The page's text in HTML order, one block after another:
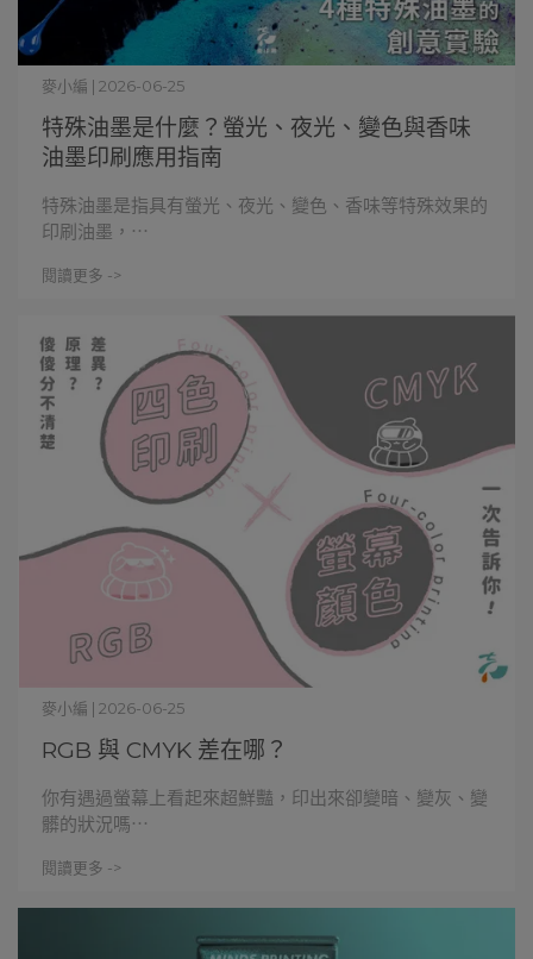
特殊油墨是什麼？螢光、夜光、變色與香味
油墨印刷應用指南
麥小編 | 2026-06-25
特殊油墨是指具有螢光、夜光、變色、香味等特殊效果的
印刷油墨，⋯
閱讀更多 ->
RGB 與 CMYK 差在哪？
麥小編 | 2026-06-25
你有遇過螢幕上看起來超鮮豔，印出來卻變暗、變灰、變
髒的狀況嗎⋯
閱讀更多 ->